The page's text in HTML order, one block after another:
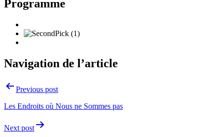
Programme
Navigation de l’article
Previous post
Les Endroits où Nous ne Sommes pas
Next post